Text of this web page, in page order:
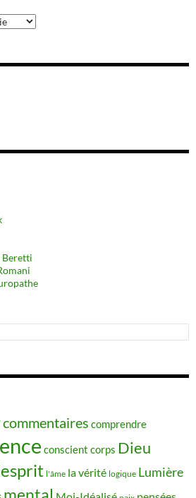
Beretti
commentaires comprendre
conscient corps Dieu
l'âme la vérité logique Lumière